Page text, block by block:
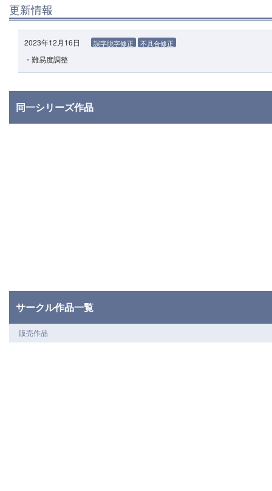
更新情報
2023年12月16日 誤字脱字修正 不具合修正
・難易度調整
同一シリーズ作品
サークル作品一覧
販売作品